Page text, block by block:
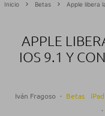
Inicio Betas Apple libera
APPLE
IOS 9.1 Y
Iván Fragoso · Betas iPad
·